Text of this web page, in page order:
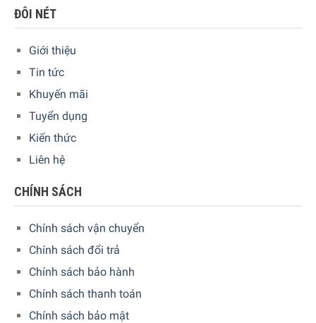
Trung tâm điều khiển nổi bật với
6,8 inch sắc nét, kết hợp giao diện
quan. Từng chi tiết trên máy đều được thiết kế tỉ mỉ nhằm
tối ưu sự tiện lợi và tính thẩm mỹ cho người dùng.
ĐÔI NÉT
Giới thiệu
Tin tức
Khuyến mãi
Tuyển dụng
Kiến thức
Liên hệ
CHÍNH SÁCH
Chính sách vận chuyển
Chính sách đổi trả
Chính sách bảo hành
Chính sách thanh toán
Chính sách bảo mật